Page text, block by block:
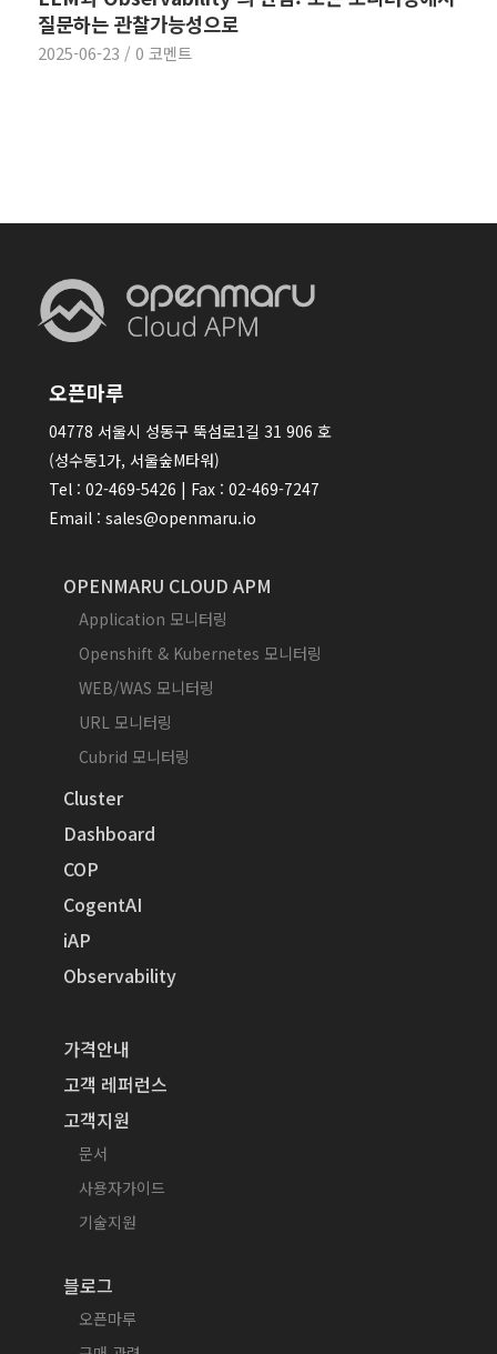
질문하는 관찰가능성으로
2025-06-23 / 0 코멘트
오픈마루
04778 서울시 성동구 뚝섬로1길 31 906 호
(성수동1가, 서울숲M타워)
Tel : 02-469-5426 | Fax : 02-469-7247
Email : sales@openmaru.io
OPENMARU CLOUD APM
Application 모니터링
Openshift & Kubernetes 모니터링
WEB/WAS 모니터링
URL 모니터링
Cubrid 모니터링
Cluster
Dashboard
COP
CogentAI
iAP
Observability
가격안내
고객 레퍼런스
고객지원
문서
사용자가이드
기술지원
블로그
오픈마루